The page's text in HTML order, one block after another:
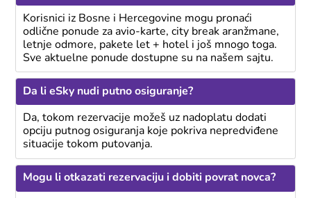
Korisnici iz Bosne i Hercegovine mogu pronaći
odlične ponude za avio-karte, city break aranžmane,
letnje odmore, pakete let + hotel i još mnogo toga.
Sve aktuelne ponude dostupne su na našem sajtu.
Da li eSky nudi putno osiguranje?
Da, tokom rezervacije možeš uz nadoplatu dodati
opciju putnog osiguranja koje pokriva nepredviđene
situacije tokom putovanja.
Mogu li otkazati rezervaciju i dobiti povrat novca?